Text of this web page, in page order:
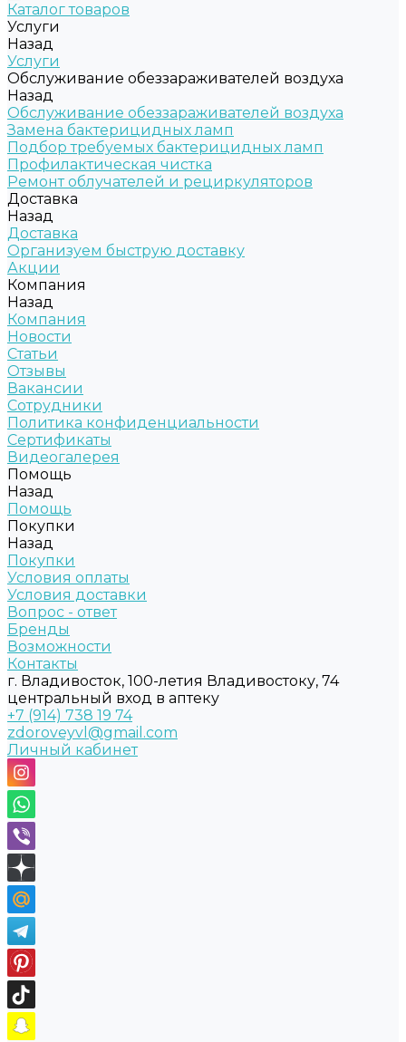
Каталог товаров
Услуги
Назад
Услуги
Обслуживание обеззараживателей воздуха
Назад
Обслуживание обеззараживателей воздуха
Замена бактерицидных ламп
Подбор требуемых бактерицидных ламп
Профилактическая чистка
Ремонт облучателей и рециркуляторов
Доставка
Назад
Доставка
Организуем быструю доставку
Акции
Компания
Назад
Компания
Новости
Статьи
Отзывы
Вакансии
Сотрудники
Политика конфиденциальности
Сертификаты
Видеогалерея
Помощь
Назад
Помощь
Покупки
Назад
Покупки
Условия оплаты
Условия доставки
Вопрос - ответ
Бренды
Возможности
Контакты
г. Владивосток, 100-летия Владивостоку, 74
центральный вход в аптеку
+7 (914) 738 19 74
zdoroveyvl@gmail.com
Личный кабинет